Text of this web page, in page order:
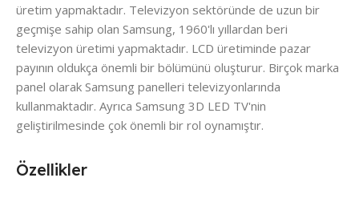
Özellikler
üretim yapmaktadır. Televizyon sektöründe de uzun bir
geçmişe sahip olan Samsung, 1960'lı yıllardan beri
televizyon üretimi yapmaktadır. LCD üretiminde pazar
payının oldukça önemli bir bölümünü oluşturur. Birçok marka
panel olarak Samsung panelleri televizyonlarında
kullanmaktadır. Ayrıca Samsung 3D LED TV'nin
geliştirilmesinde çok önemli bir rol oynamıştır.